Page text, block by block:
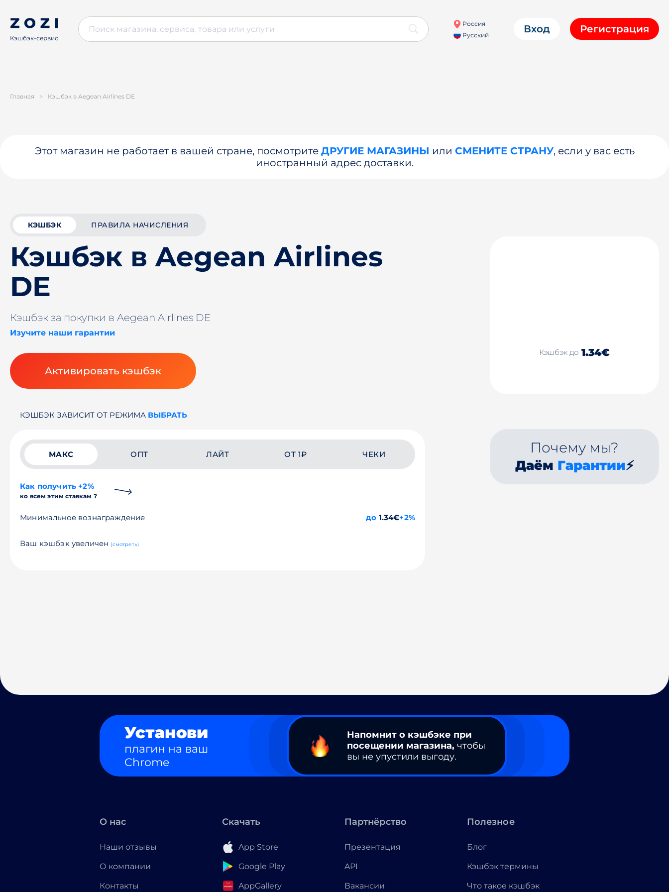
Кэшбэк-сервис
Россия
Русский
Вход Регистрация
Главная > Кэшбэк в Aegean Airlines DE
Этот магазин не работает в вашей стране, посмотрите ДРУГИЕ МАГАЗИНЫ или СМЕНИТЕ СТРАНУ, если у вас есть
иностранный адрес доставки.
КЭШБЭК ПРАВИЛА НАЧИСЛЕНИЯ
Кэшбэк в Aegean Airlines
DE
Кэшбэк за покупки в Aegean Airlines DE
Изучите наши гарантии
Активировать кэшбэк
Кэшбэк до 1.34€
КЭШБЭК ЗАВИСИТ ОТ РЕЖИМА ВЫБРАТЬ
МАКС ОПТ ЛАЙТ ОТ 1₽ ЧЕКИ
Как получить +2%
ко всем этим ставкам ?
Минимальное вознаграждение до 1.34€+2%
Ваш кэшбэк увеличен (смотреть)
Почему мы?
Даём Гарантии⚡
Установи
плагин на ваш
Chrome
Напомнит о кэшбэке при
посещении магазина, чтобы
вы не упустили выгоду.
О нас
Наши отзывы
О компании
Контакты
Скачать
App Store
Google Play
AppGallery
Партнёрство
Презентация
API
Вакансии
Полезное
Блог
Кэшбэк термины
Что такое кэшбэк